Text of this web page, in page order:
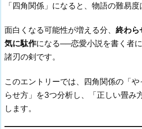
「四角関係」になると、物語の難易度
面白くなる可能性が増える分、 終わら
気に駄作になる──恋愛小説を書く者
諸刃の剣です。
このエントリーでは、四角関係の「
らせ方」を3つ分析し、「正しい畳み
します。